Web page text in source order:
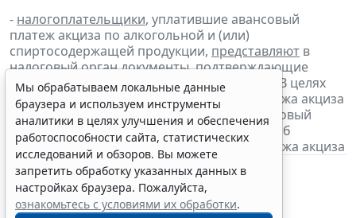
- налогоплательщики, уплатившие авансовый
платеж акциза по алкогольной и (или)
спиртосодержащей продукции, представляют в
налоговый органдокументы, подтверждающие
уплату авансового платежа за март 2016 г. В целях
освобождения от уплаты авансового платежа акциза
налогоплательщикипредставляютв налоговый
орган банковскую гарантию иизвещение
об
освобождении от уплаты авансового платежа акциза
Мы обрабатываем локальные данные
браузера и используем инструменты
аналитики в целях улучшения и обеспечения
работоспособности сайта, статистических
исследований и обзоров. Вы можете
запретить обработку указанных данных в
настройках браузера. Пожалуйста,
ознакомьтесь с условиями их обработки.